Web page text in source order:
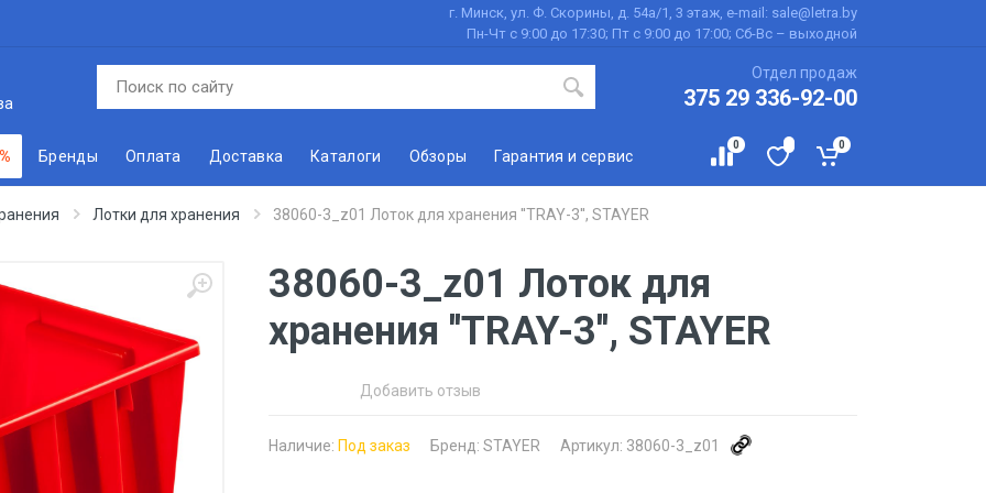
г. Минск, ул. Ф. Скорины, д. 54а/1, 3 этаж, e-mail: sale@letra.by
Пн-Чт с 9:00 до 17:30; Пт с 9:00 до 17:00; Сб-Вс – выходной
Отдел продаж
375 29 336-92-00
Бренды Оплата Доставка Каталоги Обзоры Гарантия и сервис
0 0
Лотки для хранения 38060-3_z01 Лоток для хранения ''TRAY-3'', STAYER
38060-3_z01 Лоток для
хранения ''TRAY-3'', STAYER
Добавить отзыв
Наличие: Под заказ Бренд: STAYER Артикул: 38060-3_z01